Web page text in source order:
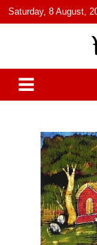
content
Saturday, 8 August,
हिंदी में समाचार, विचार,
India: News, Views,
और पॉडकास्ट